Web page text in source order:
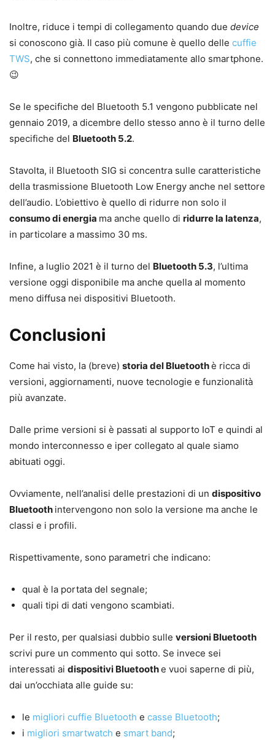
Inoltre, riduce i tempi di collegamento quando due device
si conoscono già. Il caso più comune è quello delle cuffie
TWS, che si connettono immediatamente allo smartphone.
😉
Se le specifiche del Bluetooth 5.1 vengono pubblicate nel
gennaio 2019, a dicembre dello stesso anno è il turno delle
specifiche del Bluetooth 5.2.
Stavolta, il Bluetooth SIG si concentra sulle caratteristiche
della trasmissione Bluetooth Low Energy anche nel settore
dell’audio. L’obiettivo è quello di ridurre non solo il
consumo di energia ma anche quello di ridurre la latenza,
in particolare a massimo 30 ms.
Infine, a luglio 2021 è il turno del Bluetooth 5.3, l’ultima
versione oggi disponibile ma anche quella al momento
meno diffusa nei dispositivi Bluetooth.
Conclusioni
Come hai visto, la (breve) storia del Bluetoothè ricca di
versioni, aggiornamenti, nuove tecnologie e funzionalità
più avanzate.
Dalle prime versioni si è passati al supporto IoT e quindi al
mondo interconnesso e iper collegato al quale siamo
abituati oggi.
Ovviamente, nell’analisi delle prestazioni di un dispositivo
Bluetooth intervengono non solo la versione ma anche le
classi e i profili.
Rispettivamente, sono parametri che indicano:
qual è la portata del segnale;
quali tipi di dati vengono scambiati.
Per il resto, per qualsiasi dubbio sulle versioni Bluetooth
scrivi pure un commento qui sotto. Se invece sei
interessati ai dispositivi Bluetoothe vuoi saperne di più,
dai un’occhiata alle guide su:
le migliori cuffie Bluetooth e casse Bluetooth;
i migliori smartwatch e smart band;